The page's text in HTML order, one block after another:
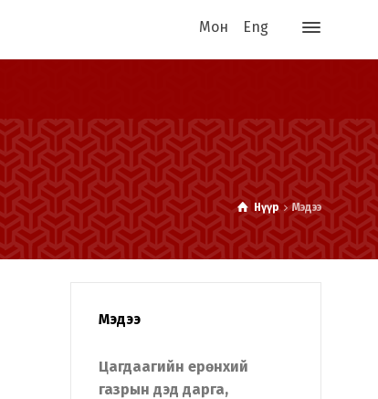
Мон Eng
Нүүр Мэдээ
Мэдээ
Цагдаагийн ерөнхий
газрын дэд дарга,